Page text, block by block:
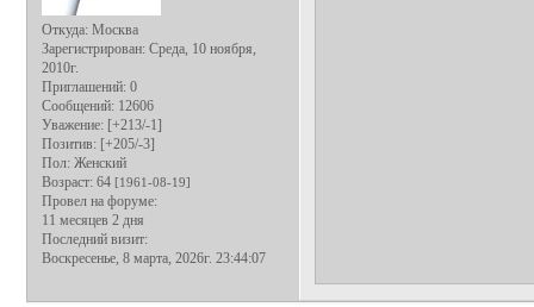
Откуда: Москва
Зарегистрирован: Среда, 10 ноября,
2010г.
Приглашений: 0
Сообщений: 12606
Уважение: [+213/-1]
Позитив: [+205/-3]
Пол: Женский
Возраст: 64 [1961-08-19]
Провел на форуме:
11 месяцев 2 дня
Последний визит:
Воскресенье, 8 марта, 2026г. 23:44:07